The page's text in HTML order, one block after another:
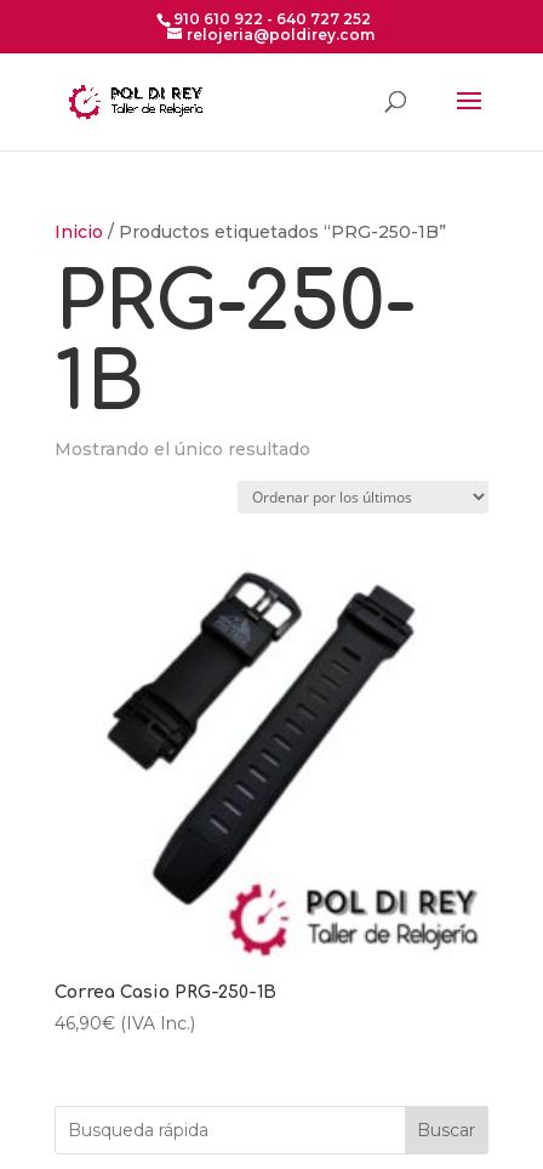
910 610 922 - 640 727 252
relojeria@poldirey.com
Inicio / Productos etiquetados “PRG-250-1B”
PRG-250-
1B
Mostrando el único resultado
Correa Casio PRG-250-1B
46,90€ (IVA Inc.)
Buscar